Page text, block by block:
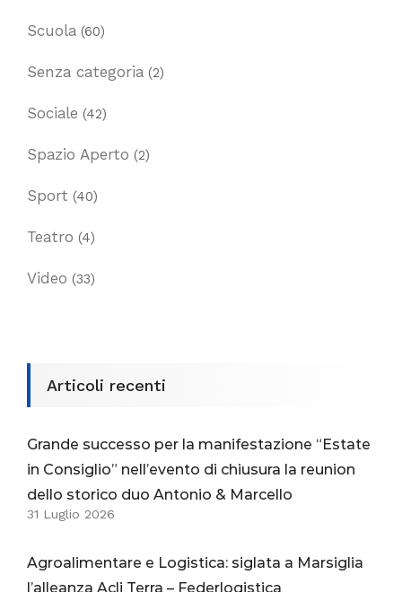
Scuola (60)
Senza categoria (2)
Sociale (42)
Spazio Aperto (2)
Sport (40)
Teatro (4)
Video (33)
Articoli recenti
Grande successo per la manifestazione “Estate
in Consiglio” nell’evento di chiusura la reunion
dello storico duo Antonio & Marcello
31 Luglio 2026
Agroalimentare e Logistica: siglata a Marsiglia
l’alleanza Acli Terra – Federlogistica